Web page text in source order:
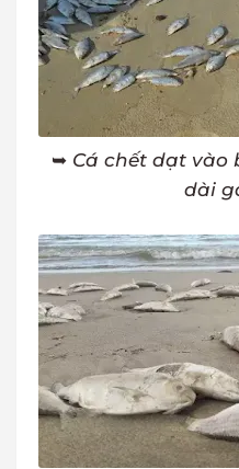
➥ Cá chết dạt vào
dài